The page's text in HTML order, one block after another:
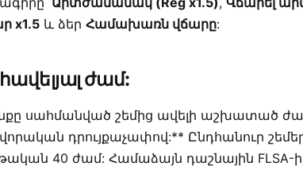
x1.5 և ձերՀամախառն վճարը:
ժամ:
սահմանված շեմից ավելի աշխատած
դրույքաչափով:** Ընդհանուր
40 ժամ: Համաձայն դաշնային FLSA-